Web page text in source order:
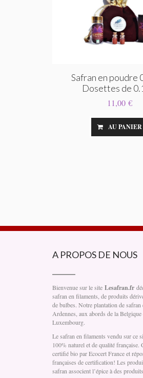
Safran en poudre
Dosettes de
11,00 €
AU PANIER
A PROPOS DE NOUS
Bienvenue sur le site Lesafran.fr
safran en filaments, de produits
de bulbes. Notre plantation de safran
Ardennes, aux abords de la Belgique
Luxembourg.
Le safran en filaments vendu sur ce
100% naturel et de qualité française.
certifié bio par Ecocert France et
françaises de certification! Les
safran associent l’épice à des